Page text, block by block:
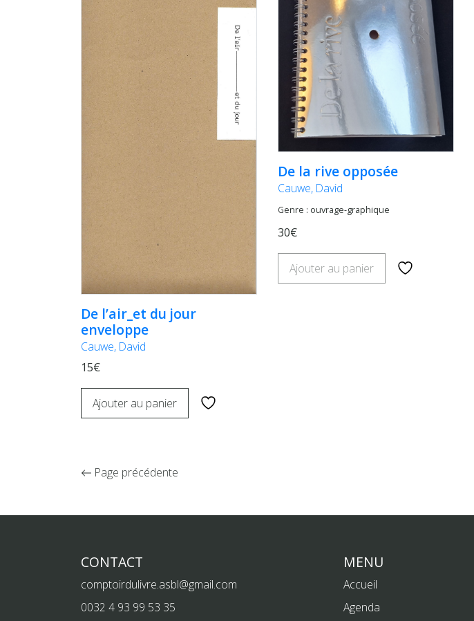
De l’air_et du jour
enveloppe
Cauwe, David
15€
Ajouter au panier
De la rive opposée
Cauwe, David
Genre : ouvrage-graphique
30€
Ajouter au panier
Page précédente
CONTACT
comptoirdulivre.asbl@gmail.com
0032 4 93 99 53 35
MENU
Accueil
Agenda